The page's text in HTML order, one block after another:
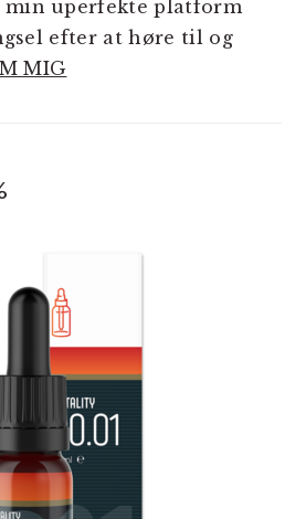
min uperfekte platform
efter at høre til og
MIG